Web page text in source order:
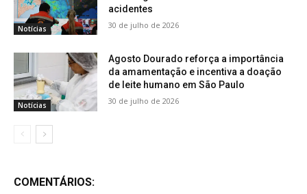
Notícias
acidentes
30 de julho de 2026
Notícias
Agosto Dourado reforça a importância
da amamentação e incentiva a doação
de leite humano em São Paulo
30 de julho de 2026
COMENTÁRIOS: